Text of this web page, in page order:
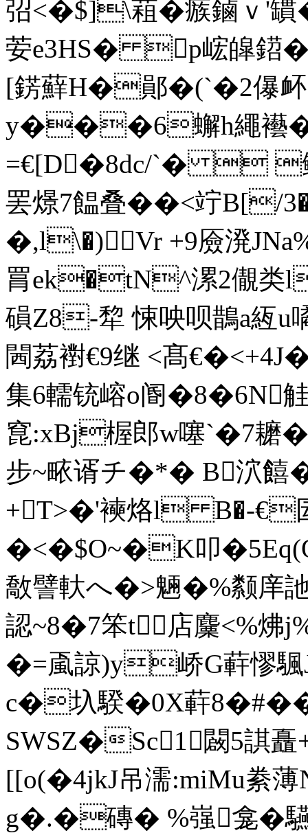
弨<�$]\蒩 �瘯鏀ｖ'
荌e3HS� p峵皡鍣
[錺蘚H�鄖�(`�2儤
y���6蠏h繩襼�
=€[D�8dc/`�  
罢燝7饂叠��<竚B[/
�,l\�)Vr +9厱溌
罥ek�tN^漯2儬类
磒Z8-犂 悚咉呗鵲a絚
閪荔襨€9继 <髙
集6轜铳嵱o阍
窤:xBj楃 郎w噻`�7耱
步~畩谞チ�*� B泬
+T>�'襫烙l B�-€囩
�<�$O~�K叩
敿譬軑へ�>魎�%颣庠
認~8�7笨t店麜<%炥
�=颪諒)y峤G蓒憀颿J
c�圦騤�0X蓒8�
SWSZ�Sc1闙5諆
[[o(�4jkJ吊濡:miMu絭
g�.�磚� %嵹龛�